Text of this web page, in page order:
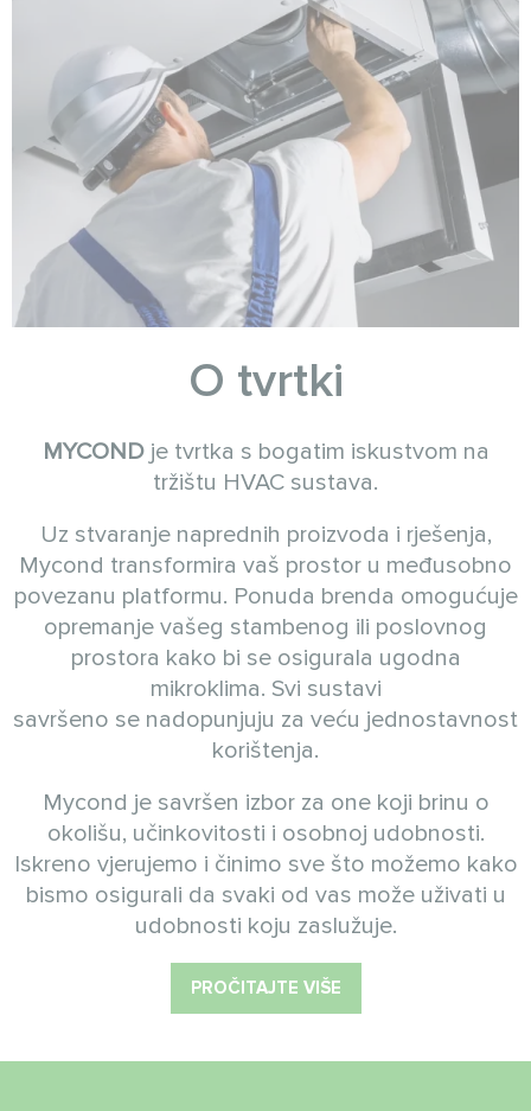
O tvrtki
MYCONDje tvrtka s bogatim iskustvom na
tržištu HVAC sustava.
Uz stvaranje naprednih proizvoda i rješenja,
Mycond transformira vaš prostor u međusobno
povezanu platformu. Ponuda brenda omogućuje
opremanje vašeg stambenog ili poslovnog
prostora kako bi se osigurala ugodna
mikroklima. Svi sustavi
savršeno se nadopunjuju za veću jednostavnost
korištenja.
Mycond je savršen izbor za one koji brinu o
okolišu, učinkovitosti i osobnoj udobnosti.
Iskreno vjerujemo i činimo sve što možemo kako
bismo osigurali da svaki od vas može uživati u
udobnosti koju zaslužuje.
PROČITAJTE VIŠE